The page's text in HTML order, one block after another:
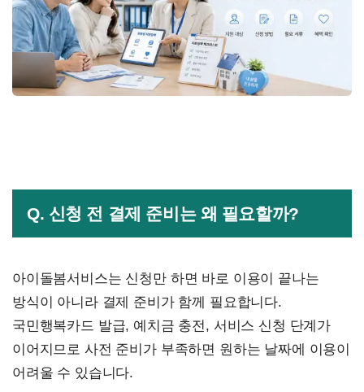
Q. 신청 전 결제 준비는 왜 필요할까?
아이돌봄서비스는 신청만 하면 바로 이용이 끝나는
방식이 아니라 결제 준비가 함께 필요합니다.
국민행복카드 발급, 예치금 충전, 서비스 신청 단계가
이어지므로 사전 준비가 부족하면 원하는 날짜에 이용이
어려울 수 있습니다.